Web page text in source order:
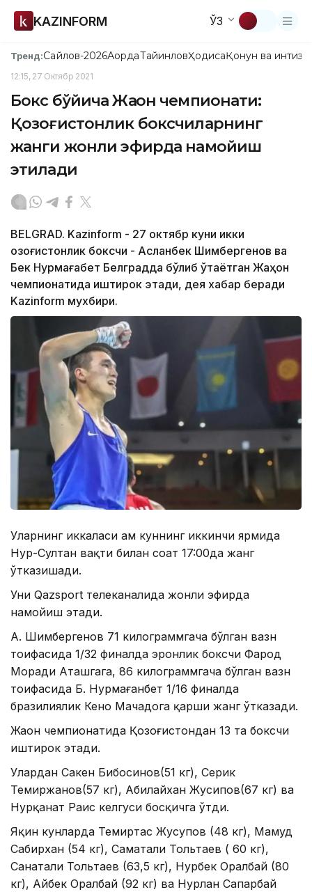
KAZINFORM ЎЗ
Тренд:Сайлов-2026АқордаТайинловҲодисаҚонун ва
12:15, 27 Октябр 2021
Бокс бўйича Жаҳон чемпионати:
Қозоғистонлик боксчиларнинг
жанги жонли эфирда намойиш
этилади
BELGRAD. Kazinform - 27 октябр куни икки
қозоғистонлик боксчи - Aсланбек Шимбергенов ва
Бек Нурмағабет Белградда бўлиб ўтаётган Жаҳон
чемпионатида иштирок этади, дея хабар беради
Kazinform мухбири.
Уларнинг иккаласи ҳам куннинг иккинчи ярмида
Нур-Султан вақти билан соат 17:00да жанг
ўтказишади.
Уни Qazsport телеканалида жонли эфирда
намойиш этади.
А. Шимбергенов 71 килограммгача бўлган вазн
тоифасида 1/32 финалда эронлик боксчи Фарҳод
Моради Aташгаҳга, 86 килограммгача бўлган вазн
тоифасида Б. Нурмағанбет 1/16 финалда
бразилиялик Кено Мачадога қарши жанг ўтказади.
Жаҳон чемпионатида Қозоғистондан 13 та боксчи
иштирок этади.
Улардан Сакен Бибосинов(51 кг), Серик
Темиржанов(57 кг), Абилайхан Жусипов(67 кг) ва
Нурқанат Раис келгуси босқичга ўтди.
Яқин кунларда Темиртас Жусупов (48 кг), Маҳмуд
Сабирхан (54 кг), Саматали Тольтаев ( 60 кг),
Санатали Тольтаев (63,5 кг), Нурбек Оралбай (80
кг), Aйбек Оралбай (92 кг) ва Нурлан Сапарбай